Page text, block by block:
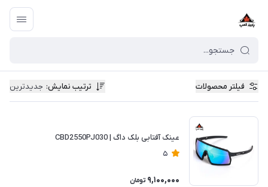
فیلتر محصولات ترتیب نمایش: جدیدترین
عینک آفتابی بلک داگ | CBD2550PJ030
5
9,100,000 تومان